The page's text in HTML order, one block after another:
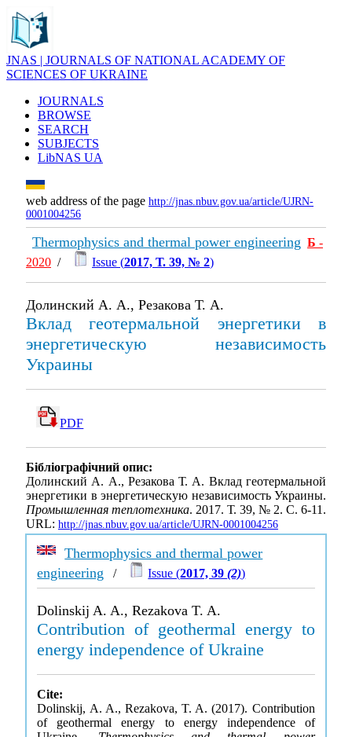
JNAS | JOURNALS OF NATIONAL ACADEMY OF
SCIENCES OF UKRAINE
JOURNALS
BROWSE
SEARCH
SUBJECTS
LibNAS UA
web address of the page http://jnas.nbuv.gov.ua/article/UJRN-
0001004256
Thermophysics and thermal power engineering Б -
2020 / Issue (2017, Т. 39, № 2)
Долинский А. А., Резакова Т. А.
Вклад геотермальной энергетики в
энергетическую независимость
Украины
PDF
Бібліографічний опис:
Долинский А. А., Резакова Т. А. Вклад геотермальной
энергетики в энергетическую независимость Украины.
Промышленная теплотехника. 2017. Т. 39, № 2. С. 6-11.
URL: http://jnas.nbuv.gov.ua/article/UJRN-0001004256
Thermophysics and thermal power
engineering / Issue (2017, 39(2))
Dolinskij A. A., Rezakova T. A.
Contribution of geothermal energy to
energy independence of Ukraine
Cite:
Dolinskij, A. A., Rezakova, T. A. (2017). Contribution
of geothermal energy to energy independence of